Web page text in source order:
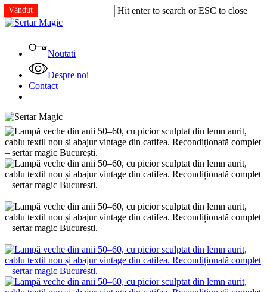
Skip
to
content
Hit enter to search or ESC to close
Close
Noutati
Despre noi
Contact
Vândut
Vândut
Vândut
Vândut
Vândut